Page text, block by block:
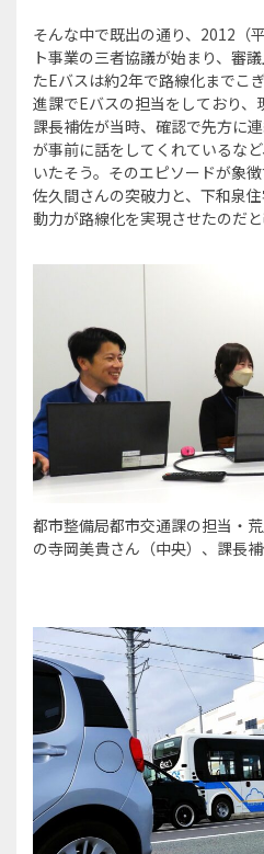
そんな中で既出の通り、2012（
ト事業の三者協議が始まり、審
たEバスは約2年で路線化までこ
進課でEバスの担当をしており
課長補佐が当時、確認で先方に
が事前に話をしてくれているな
いたそう。そのエピソードが象
佐久間さんの突破力と、下和泉
動力が路線化を実現させたのだ
都市整備局都市交通課の担当・
の寺岡美貴さん（中央）、課長